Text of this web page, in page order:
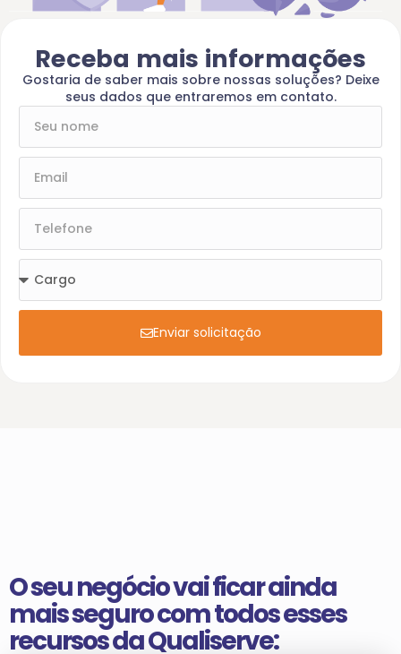
Receba mais informações
Gostaria de saber mais sobre nossas soluções? Deixe
seus dados que entraremos em contato.
Enviar solicitação
O seu negócio vai ficar ainda
mais seguro com todos esses
recursos da Qualiserve: